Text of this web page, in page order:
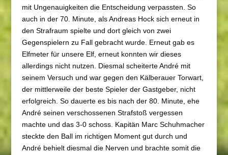
mit Ungenauigkeiten die Entscheidung verpassten. So
auch in der 70. Minute, als Andreas Hock sich erneut in
den Strafraum spielte und dort gleich von zwei
Gegenspielern zu Fall gebracht wurde. Erneut gab es
Elfmeter für unsere Elf, erneut konnten wir dieses
allerdings nicht nutzen. Diesmal scheiterte André mit
seinem Versuch und war gegen den Kälberauer Torwart,
der mittlerweile der beste Spieler der Gastgeber, nicht
erfolgreich. So dauerte es bis nach der 80. Minute, ehe
André seinen verschossenen Strafstoß vergessen
machte und das 3-0 schoss. Kapitän Marc Schuhmacher
steckte den Ball im richtigen Moment gut durch und
André behielt diesmal die Nerven und brachte somit die